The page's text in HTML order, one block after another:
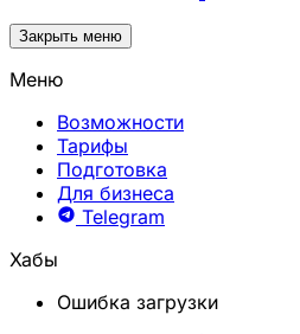
Закрыть меню
Меню
Возможности
Тарифы
Подготовка
Для бизнеса
Telegram
Хабы
Ошибка загрузки